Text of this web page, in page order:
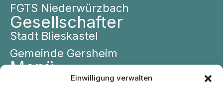
Einwilligung verwalten
FGTS Niederwürzbach
Gesellschafter
Stadt Blieskastel
Gemeinde Gersheim
Menü